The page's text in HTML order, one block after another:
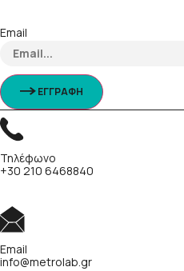
Email
ΕΓΓΡΑΦΗ
Τηλέφωνο
+30 210 6468840
Email
info@metrolab.gr